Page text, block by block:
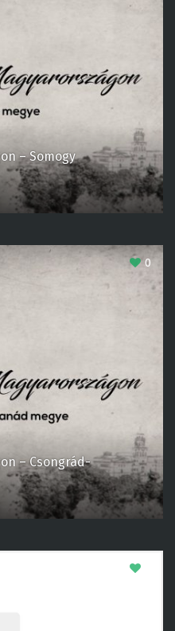
– Somogy
0
– Csongrád-